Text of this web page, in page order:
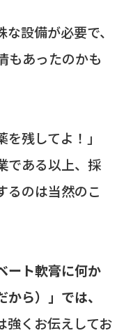
設備が必要で、
もあったのかも
残してよ！」
である以上、採
るのは当然のこ
ート軟膏に何か
ら）」では、
強くお伝えしてお